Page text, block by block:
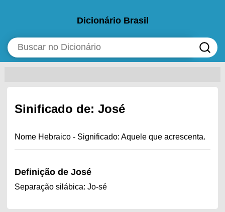
Dicionário Brasil
Sinificado de: José
Nome Hebraico - Significado: Aquele que acrescenta.
Definição de José
Separação silábica: Jo-sé